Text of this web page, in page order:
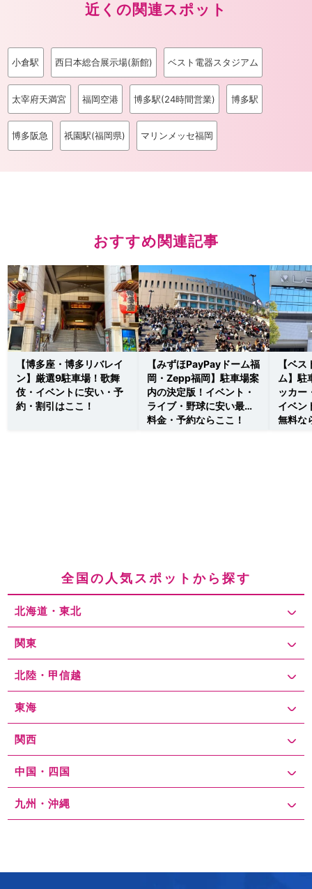
近くの関連スポット
小倉駅 西日本総合展示場(新館) ベスト電器スタジアム
太宰府天満宮 福岡空港 博多駅(24時間営業) 博多駅
博多阪急 祇園駅(福岡県) マリンメッセ福岡
おすすめ関連記事
【博多座・博多リバレイ
ン】厳選9駐車場！歌舞
伎・イベントに安い・予
約・割引はここ！
【みずほPayPayドーム福
岡・Zepp福岡】駐車場案
内の決定版！イベント・
ライブ・野球に安い最大
料金・予約ならここ！
【ベ
ム】駐
ッカー
イベン
無料な
全国の人気スポットから探す
北海道・東北
関東
北陸・甲信越
東海
関西
中国・四国
九州・沖縄